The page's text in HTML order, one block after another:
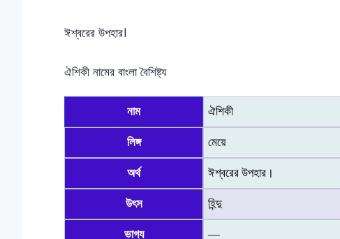
ঈশ্বরের উপহার।
ঐশিকী নামের বাংলা বৈশিষ্ট্য
নাম ঐশিকী
লিঙ্গ মেয়ে
অর্থ ঈশ্বরের উপহার।
উৎস হিন্দু
ভাগ্য —